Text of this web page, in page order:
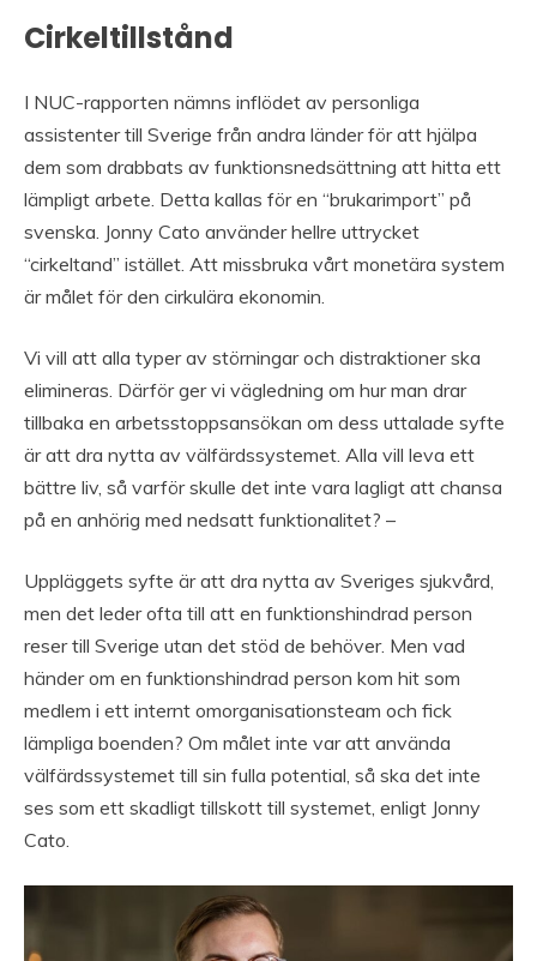
Cirkeltillstånd
I NUC-rapporten nämns inflödet av personliga
assistenter till Sverige från andra länder för att hjälpa
dem som drabbats av funktionsnedsättning att hitta ett
lämpligt arbete. Detta kallas för en “brukarimport” på
svenska. Jonny Cato använder hellre uttrycket
“cirkeltand” istället. Att missbruka vårt monetära system
är målet för den cirkulära ekonomin.
Vi vill att alla typer av störningar och distraktioner ska
elimineras. Därför ger vi vägledning om hur man drar
tillbaka en arbetsstoppsansökan om dess uttalade syfte
är att dra nytta av välfärdssystemet. Alla vill leva ett
bättre liv, så varför skulle det inte vara lagligt att chansa
på en anhörig med nedsatt funktionalitet? –
Uppläggets syfte är att dra nytta av Sveriges sjukvård,
men det leder ofta till att en funktionshindrad person
reser till Sverige utan det stöd de behöver. Men vad
händer om en funktionshindrad person kom hit som
medlem i ett internt omorganisationsteam och fick
lämpliga boenden? Om målet inte var att använda
välfärdssystemet till sin fulla potential, så ska det inte
ses som ett skadligt tillskott till systemet, enligt Jonny
Cato.